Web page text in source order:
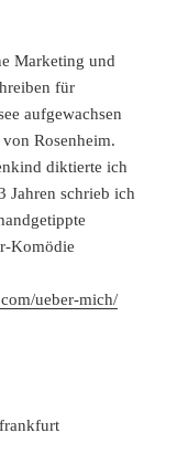
Marketing und
für
aufgewachsen
Rosenheim.
diktierte ich
Jahren schrieb ich
Komödie
ueber-mich/